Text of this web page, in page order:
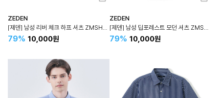
ZEDEN
[제덴] 남성 리버 체크 하프 셔츠 ZMSH5B001
79% 10,000원
ZEDEN
[제덴] 남성 딥포레스트 모던 셔츠 ZMSH5B511
79% 10,000원